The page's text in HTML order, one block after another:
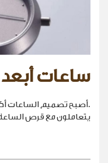
ساعات
.أصبح تصميم الساعات
يتعاملون مع قرص